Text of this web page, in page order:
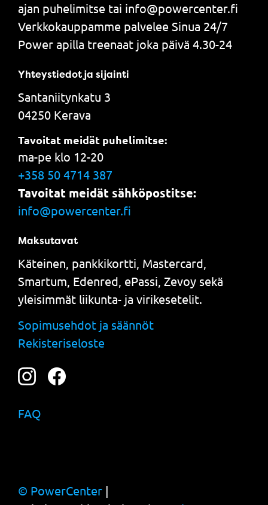
ajan puhelimitse tai info@powercenter.fi
Verkkokauppamme palvelee Sinua 24/7
Power apilla treenaat joka päivä 4.30-24
Yhteystiedot ja sijainti
Santaniitynkatu 3
04250 Kerava
Tavoitat meidät puhelimitse:
ma-pe klo 12-20
+358 50 4714 387
Tavoitat meidät sähköpostitse:
info@powercenter.fi
Maksutavat
Käteinen, pankkikortti, Mastercard,
Smartum, Edenred, ePassi, Zevoy sekä
yleisimmät liikunta- ja virikesetelit.
Sopimusehdot ja säännöt
Rekisteriseloste
FAQ
© PowerCenter |